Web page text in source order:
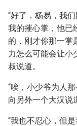
“好了，杨易，我
我的摧心掌，他已
的，刚才你那一掌
力怎么可能会让小
叔说道。
“唉，小少爷为人
向另外一个大汉说
“我也不忍心，但